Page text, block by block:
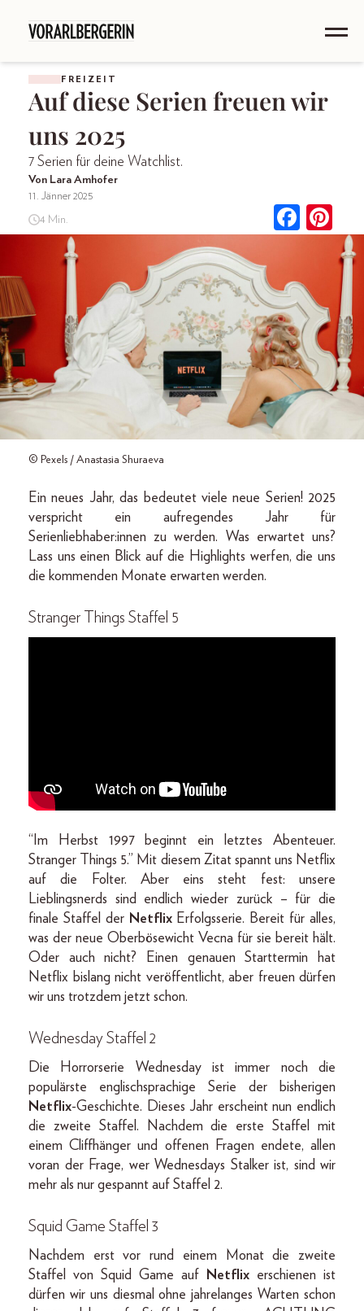
FREIZEIT
Auf diese Serien freuen wir
uns 2025
7 Serien für deine Watchlist.
Von Lara Amhofer
11. Jänner 2025
4 Min.
© Pexels / Anastasia Shuraeva
Ein neues Jahr, das bedeutet viele neue Serien! 2025
verspricht ein aufregendes Jahr für
Serienliebhaber:innen zu werden. Was erwartet uns?
Lass uns einen Blick auf die Highlights werfen, die uns
die kommenden Monate erwarten werden.
Stranger Things Staffel 5
“Im Herbst 1997 beginnt ein letztes Abenteuer.
Stranger Things 5.” Mit diesem Zitat spannt uns Netflix
auf die Folter. Aber eins steht fest: unsere
Lieblingsnerds sind endlich wieder zurück – für die
finale Staffel der NetflixErfolgsserie. Bereit für alles,
was der neue Oberbösewicht Vecna für sie bereit hält.
Oder auch nicht? Einen genauen Starttermin hat
Netflix bislang nicht veröffentlicht, aber freuen dürfen
wir uns trotzdem jetzt schon.
Wednesday Staffel 2
Die Horrorserie Wednesday ist immer noch die
populärste englischsprachige Serie der bisherigen
Netflix-Geschichte. Dieses Jahr erscheint nun endlich
die zweite Staffel. Nachdem die erste Staffel mit
einem Cliffhänger und offenen Fragen endete, allen
voran der Frage, wer Wednesdays Stalker ist, sind wir
mehr als nur gespannt auf Staffel 2.
Squid Game Staffel 3
Nachdem erst vor rund einem Monat die zweite
Staffel von Squid Game auf
Netflix erschienen ist
dürfen wir uns diesmal ohne jahrelanges Warten schon